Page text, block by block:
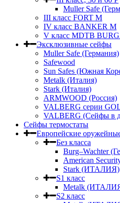
Muller Safe
III класс FORT M
IV класс BANKER M
V класс МDTB
Эксклюзивные сейфы
Muller Safe (Германия)
Safewood
Sun Safes (Южная
Metalk (Италия)
Stark (Италия)
ARMWOOD (Россия)
VALBERG серии
VALBERG (Сейфы в
Сейфы термостаты
Европейские
Без класса
Burg–Wachter
American
Stark (ИТАЛИЯ)
S1 класс
Metalk
S2 класс